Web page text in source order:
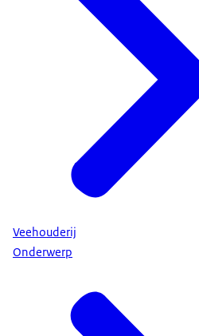
Veehouderij
Onderwerp